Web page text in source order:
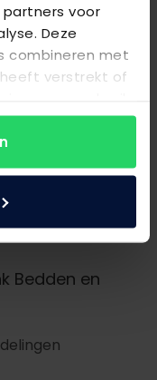
voor
Deze
combineren met
verstrekt of
Bedden en